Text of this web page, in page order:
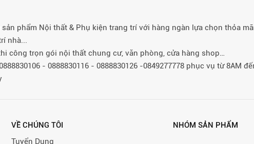
sản phẩm Nội thất & Phụ kiện trang trí với hàng ngàn lựa chọn thỏa
nhà...
công trọn gói nội thất chung cư, văn phòng, cửa hàng shop…
- 0888830116 - 0888830126 -0849277778 phục vụ từ 8AM
VỀ CHÚNG TÔI
Tuyển Dụng
NHÓM SẢN PHẨM